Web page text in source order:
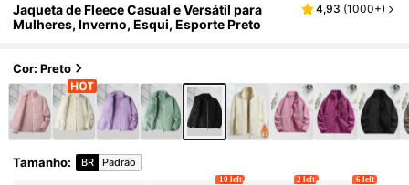
Jaqueta de Fleece Casual e Versátil para
Mulheres, Inverno, Esqui, Esporte Preto
4,93 (1000+)
Cor: Preto
Tamanho: BR Padrão
10 left 2 left 6 left